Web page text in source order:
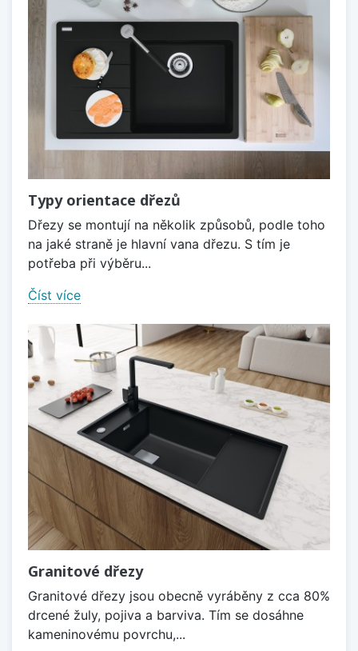
Typy orientace dřezů
Dřezy se montují na několik způsobů, podle toho
na jaké straně je hlavní vana dřezu. S tím je
potřeba při výběru...
Číst více
Granitové dřezy
Granitové dřezy jsou obecně vyráběny z cca 80%
drcené žuly, pojiva a barviva. Tím se dosáhne
kameninovému povrchu,...